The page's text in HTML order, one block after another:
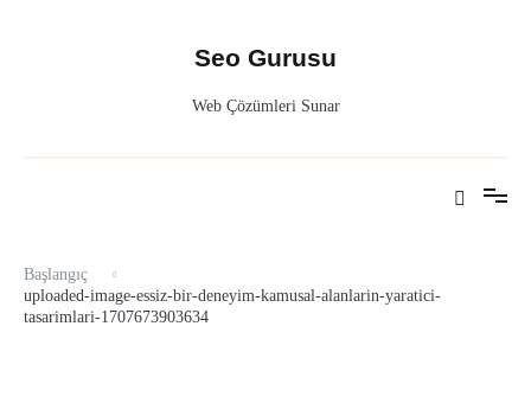
Seo Gurusu
Web Çözümleri Sunar
Başlangıç
uploaded-image-essiz-bir-deneyim-kamusal-alanlarin-yaratici-
tasarimlari-1707673903634